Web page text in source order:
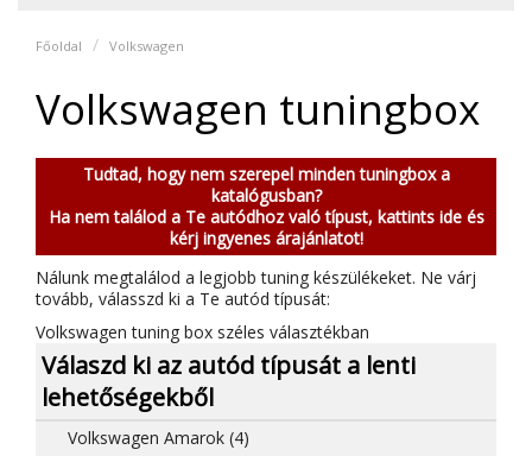
Főoldal Volkswagen
Volkswagen tuningbox
Tudtad, hogy nem szerepel minden tuningbox a
katalógusban?
Ha nem találod a Te autódhoz való típust, kattints ide és
kérj ingyenes árajánlatot!
Nálunk megtalálod a legjobb tuning készülékeket. Ne várj
tovább, válasszd ki a Te autód típusát:
Volkswagen tuning box széles választékban
Válaszd ki az autód típusát a lenti
lehetőségekből
Volkswagen Amarok (4)